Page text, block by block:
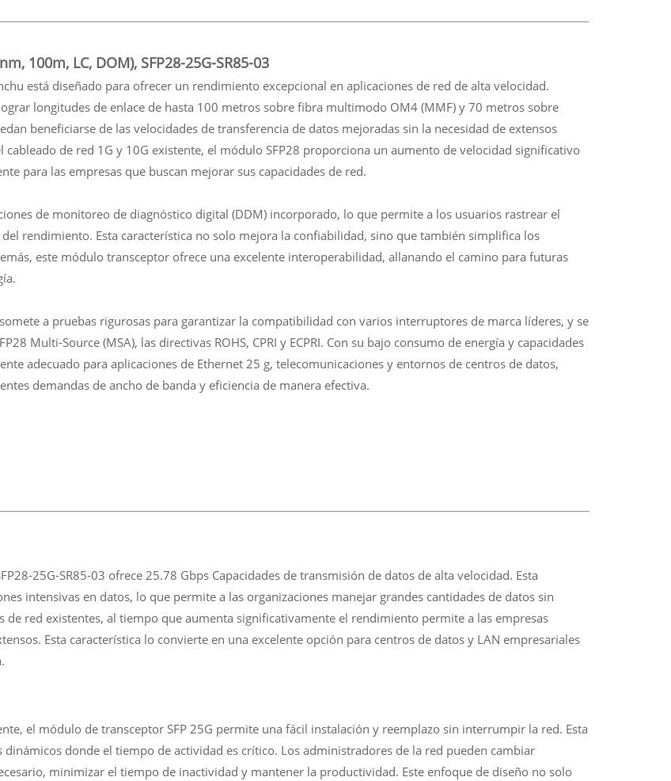
100m, LC, DOM), SFP28-25G-SR85-03
está diseñado para ofrecer un rendimiento excepcional en aplicaciones de red de alta velocidad.
longitudes de enlace de hasta 100 metros sobre fibra multimodo OM4 (MMF) y 70 metros sobre
beneficiarse de las velocidades de transferencia de datos mejoradas sin la necesidad de extensos
de red 1G y 10G existente, el módulo SFP28 proporciona un aumento de velocidad significativo
para las empresas que buscan mejorar sus capacidades de red.
de monitoreo de diagnóstico digital (DDM) incorporado, lo que permite a los usuarios rastrear el
rendimiento. Esta característica no solo mejora la confiabilidad, sino que también simplifica los
este módulo transceptor ofrece una excelente interoperabilidad, allanando el camino para futuras
a pruebas rigurosas para garantizar la compatibilidad con varios interruptores de marca líderes, y se
Multi-Source (MSA), las directivas ROHS, CPRI y ECPRI. Con su bajo consumo de energía y capacidades
adecuado para aplicaciones de Ethernet 25 g, telecomunicaciones y entornos de centros de datos,
demandas de ancho de banda y eficiencia de manera efectiva.
25G-SR85-03 ofrece 25.78 Gbps Capacidades de transmisión de datos de alta velocidad. Esta
intensivas en datos, lo que permite a las organizaciones manejar grandes cantidades de datos sin
de red existentes, al tiempo que aumenta significativamente el rendimiento permite a las empresas
Esta característica lo convierte en una excelente opción para centros de datos y LAN empresariales
el módulo de transceptor SFP 25G permite una fácil instalación y reemplazo sin interrumpir la red. Esta
donde el tiempo de actividad es crítico. Los administradores de la red pueden cambiar
minimizar el tiempo de inactividad y mantener la productividad. Este enfoque de diseño no solo